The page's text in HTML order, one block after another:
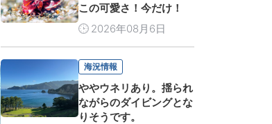
この可愛さ！今だけ！
2026年08月6日
海況情報
ややウネリあり。揺られ
ながらのダイビングとな
りそうです。